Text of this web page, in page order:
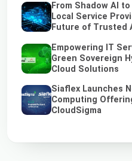
From Shadow AI
Local Service
Future of Trusted
Empowering IT
Green Sovereign
Cloud Solutions
Siaflex Launches
Computing
CloudSigma